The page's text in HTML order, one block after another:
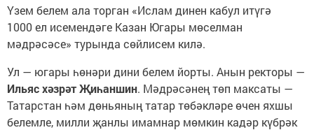
Үзем белем ала торган «Ислам динен кабул итүгә
1000 ел исемендәге Казан Югары мөселман
мәдрәсәсе» турында сөйлисем килә.
Ул — югары һөнәри дини белем йорты. Анын ректоры —
Ильяс хәзрәт Җиһаншин. Мәдрәсәнең төп максаты —
Татарстан һәм дөньяның татар төбәкләре өчен яхшы
белемле, милли җанлы имамнар мөмкин кадәр күбрәк